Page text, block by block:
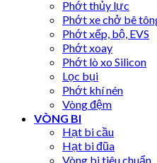
Phớt thủy lực
Phớt xe chở bê
Phớt xếp, bộ, EVS
Phớt xoay
Phớt lò xo Silicon
Lọc bụi
Phớt khí nén
Vòng đệm
VÒNG BI
Hạt bi cầu
Hạt bi đũa
Vòng bi tiêu chuẩn